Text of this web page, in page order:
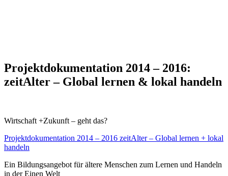
Projektdokumentation 2014 – 2016:
zeitAlter – Global lernen & lokal handeln
Wirtschaft +Zukunft – geht das?
Projektdokumentation 2014 – 2016 zeitAlter – Global lernen + lokal
handeln
Ein Bildungsangebot für ältere Menschen zum Lernen und Handeln
in der Einen Welt